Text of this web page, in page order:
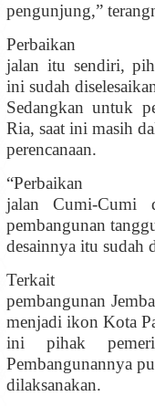
pengunjung,” terang
Perbaikan
jalan itu sendiri,
ini sudah
Sedangkan untuk
Ria, saat ini masih
perencanaan.
“Perbaikan
jalan Cumi-Cumi
pembangunan
desainnya itu sudah
Terkait
pembangunan
menjadi ikon Kota
ini pihak
Pembangunannya
dilaksanakan.